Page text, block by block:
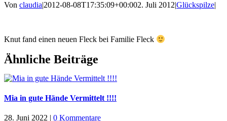
Von claudia|2012-08-08T17:35:09+00:002. Juli 2012|Glückspilze|
Knut fand einen neuen Fleck bei Familie Fleck
Ähnliche Beiträge
Mia in gute Hände Vermittelt !!!!
28. Juni 2022 | 0 Kommentare